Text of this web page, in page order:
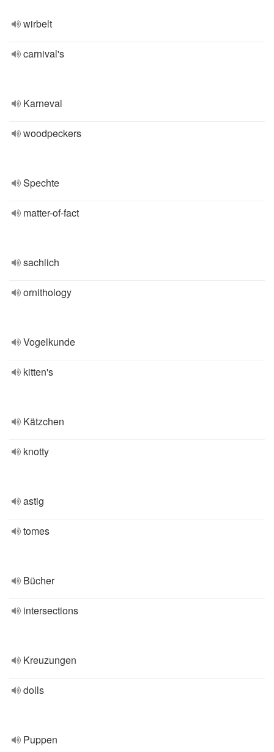
wirbelt
carnival's
Karneval
woodpeckers
Spechte
matter-of-fact
sachlich
ornithology
Vogelkunde
kitten's
Kätzchen
knotty
astig
tomes
Bücher
intersections
Kreuzungen
dolls
Puppen